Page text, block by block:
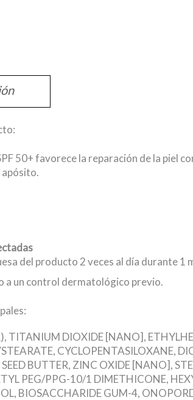
50+ favorece la reparación de la piel
apósito.
del producto 2 veces al día durante 1
a un control dermatológico previo.
TITANIUM DIOXIDE [NANO],
CYCLOPENTASILOXANE,
BUTTER, ZINC OXIDE [NANO],
PEG/PPG-10/1 DIMETHICONE,
BIOSACCHARIDE GUM-4,